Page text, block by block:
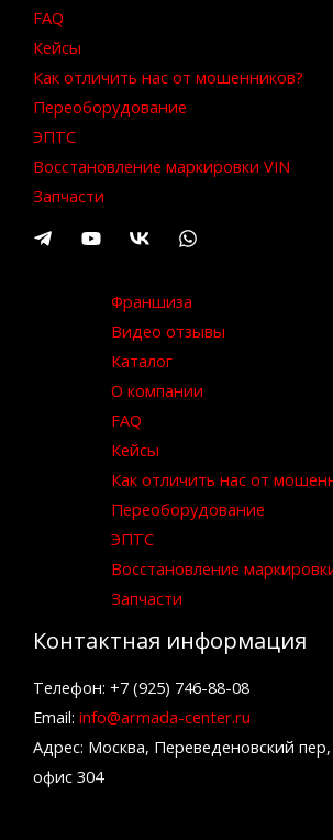
FAQ
Кейсы
Как отличить нас от мошенников?
Переоборудование
ЭПТС
Восстановление маркировки VIN
Запчасти
Франшиза
Видео отзывы
Каталог
О компании
FAQ
Кейсы
Как отличить нас от
Переоборудование
ЭПТС
Восстановление
Запчасти
Контактная информация
Телефон: +7 (925) 746-88-08
Email: info@armada-center.ru
Адрес: Москва, Переведеновский пер,
офис 304